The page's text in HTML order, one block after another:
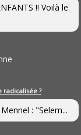
!! Voilà le
radicalisée ?
: "Selem...